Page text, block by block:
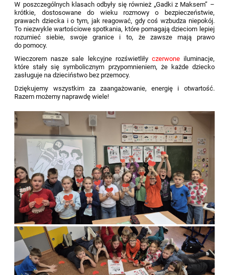
W poszczególnych klasach odbyły się również „Gadki z Maksem” –
krótkie, dostosowane do wieku rozmowy o bezpieczeństwie,
prawach dziecka i o tym, jak reagować, gdy coś wzbudza niepokój.
To niezwykle wartościowe spotkania, które pomagają dzieciom lepiej
rozumieć siebie, swoje granice i to, że zawsze mają prawo
do pomocy.
Wieczorem nasze sale lekcyjne rozświetliły czerwoneiluminacje,
które stały się symbolicznym przypomnieniem, że każde dziecko
zasługuje na dzieciństwo bez przemocy.
Dziękujemy wszystkim za zaangażowanie, energię i otwartość.
Razem możemy naprawdę wiele!